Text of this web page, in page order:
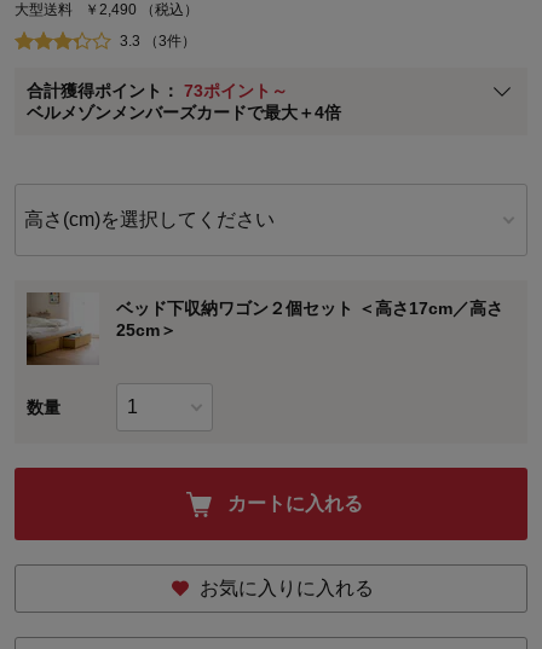
大型送料
￥2,490
（税込）
3.3 （3件）
合計獲得ポイント： 73ポイント～
ベルメゾンメンバーズカードで最大＋4倍
即時入会なら更に500円OFFクーポンプレゼント
※メンバーズカードの加算ポイントはステージ倍率適用前の基本ポイント
に対して適用されます。
高さ(cm)を選択してください
ベッド下収納ワゴン２個セット ＜高さ17cm／高さ
25cm＞
数量
カートに入れる
お気に入りに入れる